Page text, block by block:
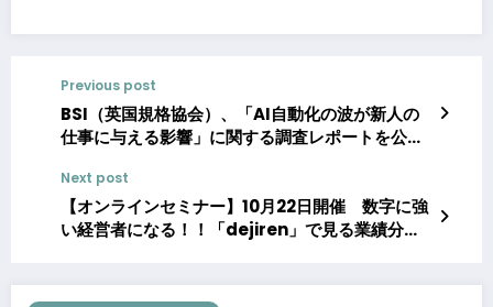
Previous post
BSI（英国規格協会）、「AI自動化の波が新人の
仕事に与える影響」に関する調査レポートを公開
Next post
【オンラインセミナー】10月22日開催 数字に強
い経営者になる！！「dejiren」で見る業績分析